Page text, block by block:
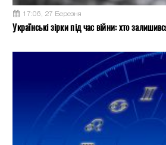
17:06, 27 Березня
Українські зірки під час війни: хто